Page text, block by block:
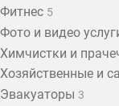
Фитнес 5
Фото и видео
Химчистки и
Хозяйственные и
Эвакуаторы 3